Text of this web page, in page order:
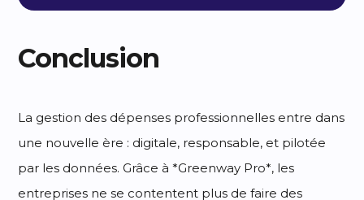
Conclusion
La gestion des dépenses professionnelles entre dans
une nouvelle ère : digitale, responsable, et pilotée
par les données. Grâce à *Greenway Pro*, les
entreprises ne se contentent plus de faire des